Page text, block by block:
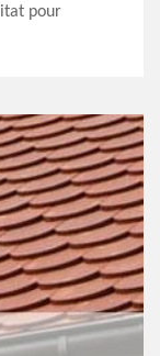
pour